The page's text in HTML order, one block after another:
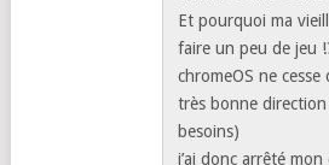
10:55
Effectivement l’ipad
aussi mais j’ai pris